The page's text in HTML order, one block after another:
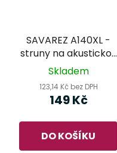
SAVAREZ A140XL -
struny na akustickou
kytaru
Skladem
123,14 Kč bez DPH
149 Kč
DO KOŠÍKU